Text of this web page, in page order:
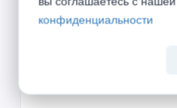
% Акция
конфиденциальности